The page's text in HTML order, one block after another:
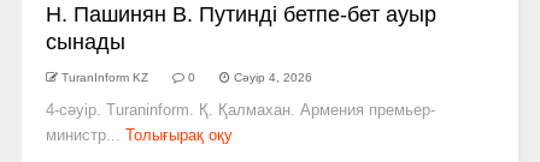
Н. Пашинян В. Путинді бетпе-бет ауыр
сынады
TuranInform KZ 0 Сәуір 4, 2026
4-сәуір. Turaninform. Қ. Қалмахан. Армения премьер-
министр...
Толығырақ оқу